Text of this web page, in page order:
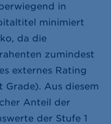
in
minimiert
da die
zumindest
externes Rating
Grade). Aus diesem
Anteil der
der Stufe 1